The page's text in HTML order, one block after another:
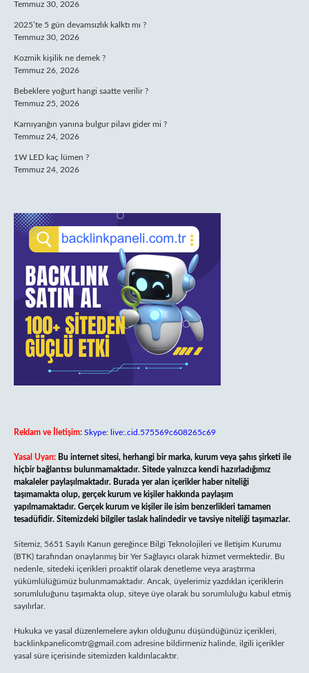
Temmuz 30, 2026
2025’te 5 gün devamsızlık kalktı mı ?
Temmuz 30, 2026
Kozmik kişilik ne demek ?
Temmuz 26, 2026
Bebeklere yoğurt hangi saatte verilir ?
Temmuz 25, 2026
Karnıyarığın yanına bulgur pilavı gider mi ?
Temmuz 24, 2026
1W LED kaç lümen ?
Temmuz 24, 2026
Reklam ve İletişim: Skype: live:.cid.575569c608265c69
Yasal Uyarı: Bu internet sitesi, herhangi bir marka, kurum veya şahıs şirketi ile
hiçbir bağlantısı bulunmamaktadır. Sitede yalnızca kendi hazırladığımız
makaleler paylaşılmaktadır. Burada yer alan içerikler haber niteliği
taşımamakta olup, gerçek kurum ve kişiler hakkında paylaşım
yapılmamaktadır. Gerçek kurum ve kişiler ile isim benzerlikleri tamamen
tesadüfidir. Sitemizdeki bilgiler taslak halindedir ve tavsiye niteliği taşımazlar.
Sitemiz, 5651 Sayılı Kanun gereğince Bilgi Teknolojileri ve İletişim Kurumu
(BTK) tarafından onaylanmış bir Yer Sağlayıcı olarak hizmet vermektedir. Bu
nedenle, sitedeki içerikleri proaktif olarak denetleme veya araştırma
yükümlülüğümüz bulunmamaktadır. Ancak, üyelerimiz yazdıkları içeriklerin
sorumluluğunu taşımakta olup, siteye üye olarak bu sorumluluğu kabul etmiş
sayılırlar.
Hukuka ve yasal düzenlemelere aykırı olduğunu düşündüğünüz içerikleri,
backlinkpanelicomtr@gmail.com adresine bildirmeniz halinde, ilgili içerikler
yasal süre içerisinde sitemizden kaldırılacaktır.